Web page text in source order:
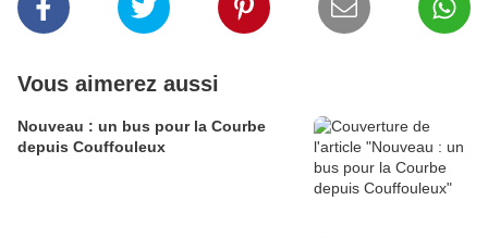
Vous aimerez aussi
Nouveau : un bus pour la Courbe
depuis Couffouleux